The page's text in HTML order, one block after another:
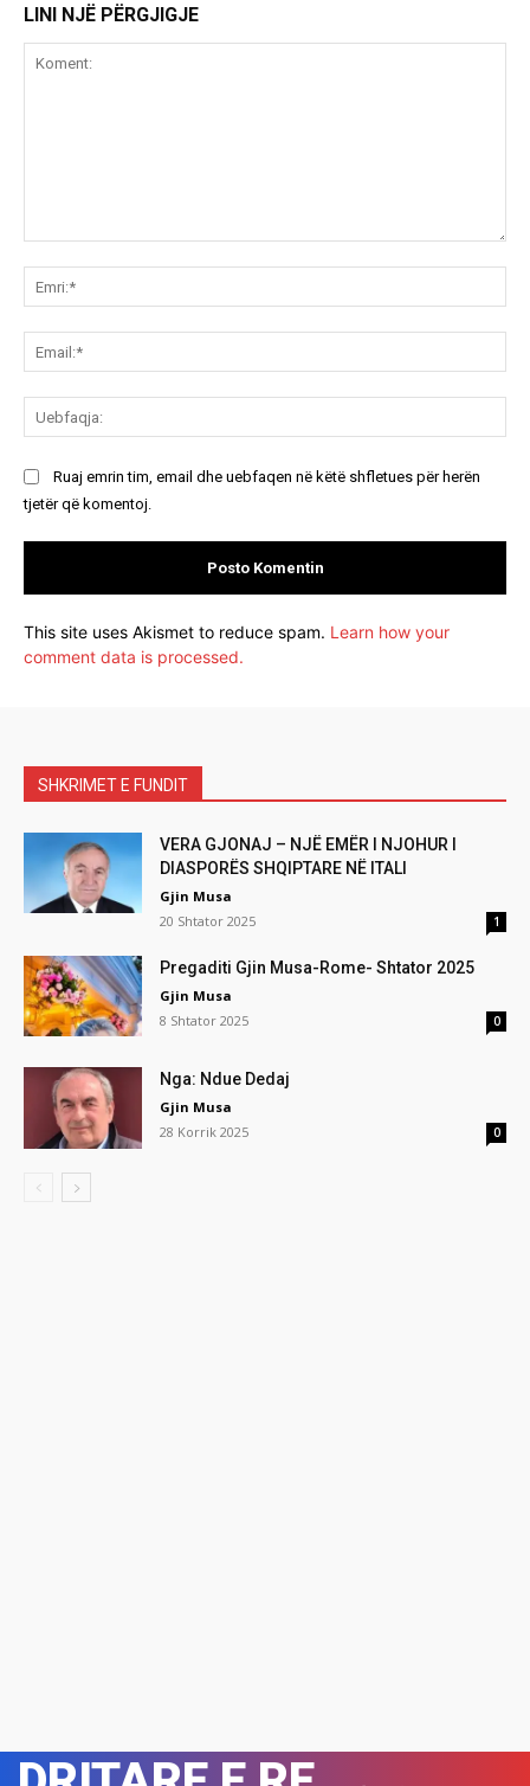
LINI NJË PËRGJIGJE
Ruaj emrin tim, email dhe uebfaqen në këtë shfletues për herën
tjetër që komentoj.
This site uses Akismet to reduce spam. Learn how your
comment data is processed.
SHKRIMET E FUNDIT
VERA GJONAJ – NJË EMËR I NJOHUR I
DIASPORËS SHQIPTARE NË ITALI
Gjin Musa
20 Shtator 2025
1
Pregaditi Gjin Musa-Rome- Shtator 2025
Gjin Musa
8 Shtator 2025
0
Nga: Ndue Dedaj
Gjin Musa
28 Korrik 2025
0